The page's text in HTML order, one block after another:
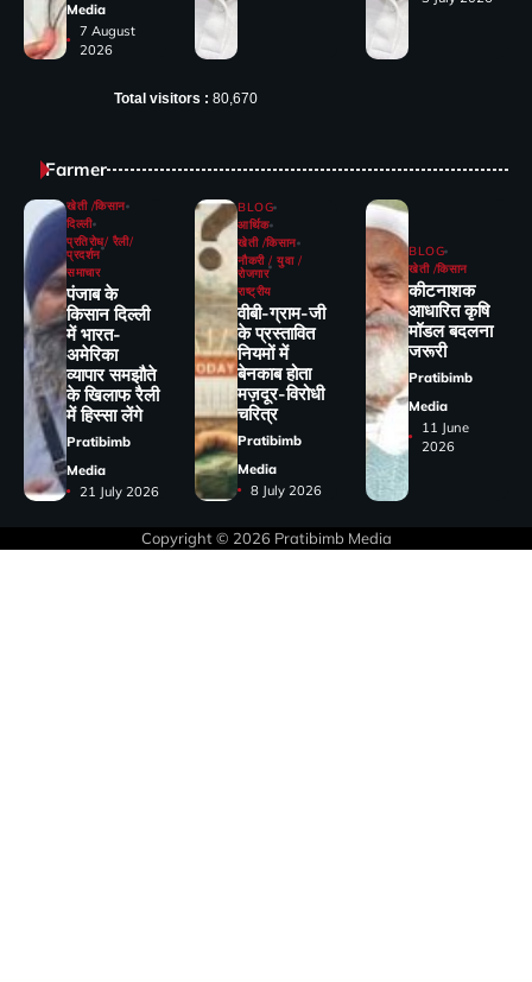
Media
7 August
2026
Total visitors : 80,670
Farmer
खेती /किसान
दिल्ली
प्रतिरोध/ रैली/
प्रदर्शन
समाचार
पंजाब के
किसान दिल्ली
में भारत-
अमेरिका
व्यापार समझौते
के खिलाफ रैली
में हिस्सा लेंगे
Pratibimb
Media
21 July 2026
BLOG
आर्थिक
खेती /किसान
नौकरी / युवा /
रोजगार
राष्ट्रीय
वीबी-ग्राम-जी
के प्रस्तावित
नियमों में
बेनकाब होता
मज़दूर-विरोधी
चरित्र
Pratibimb
Media
8 July 2026
BLOG
खेती /किसान
कीटनाशक
आधारित कृषि
मॉडल बदलना
जरूरी
Pratibimb
Media
11 June
2026
Copyright © 2026 Pratibimb Media